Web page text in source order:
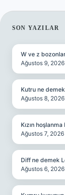
SON YAZILAR
W ve z
Ağustos 9, 2026
Kutru ne
Ağustos 8, 2026
Kızın
Ağustos 7, 2026
Diff ne demek
Ağustos 6, 2026